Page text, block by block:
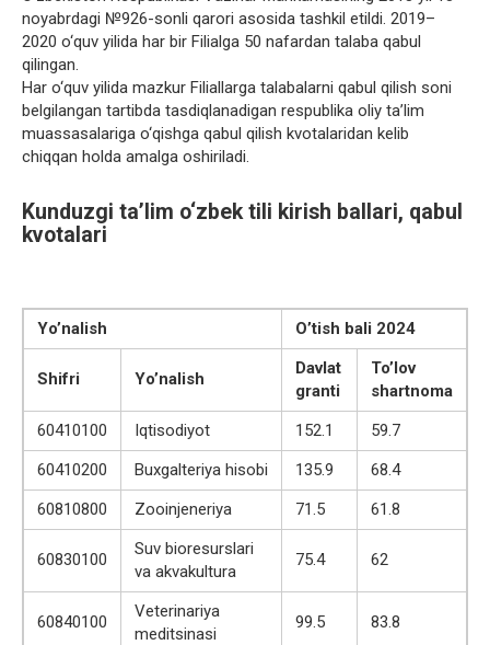
noyabrdagi №926-sonli qarori asosida tashkil etildi. 2019–
2020 o‘quv yilida har bir Filialga 50 nafardan talaba qabul
qilingan.
Har o‘quv yilida mazkur Filiallarga talabalarni qabul qilish soni
belgilangan tartibda tasdiqlanadigan respublika oliy ta’lim
muassasalariga o‘qishga qabul qilish kvotalaridan kelib
chiqqan holda amalga oshiriladi.
Kunduzgi ta’lim o‘zbek tili kirish ballari, qabul
kvotalari
Yo’nalish O’tish bali 2024
Shifri Yo’nalish
Davlat
granti
To’lov
shartnoma
60410100
Iqtisodiyot 152.1
59.7
60410200
Buxgalteriya hisobi 135.9
68.4
60810800
Zooinjeneriya 71.5 61.8
60830100
Suv bioresurslari
va akvakultura
75.4 62
60840100
Veterinariya
meditsinasi
99.5 83.8